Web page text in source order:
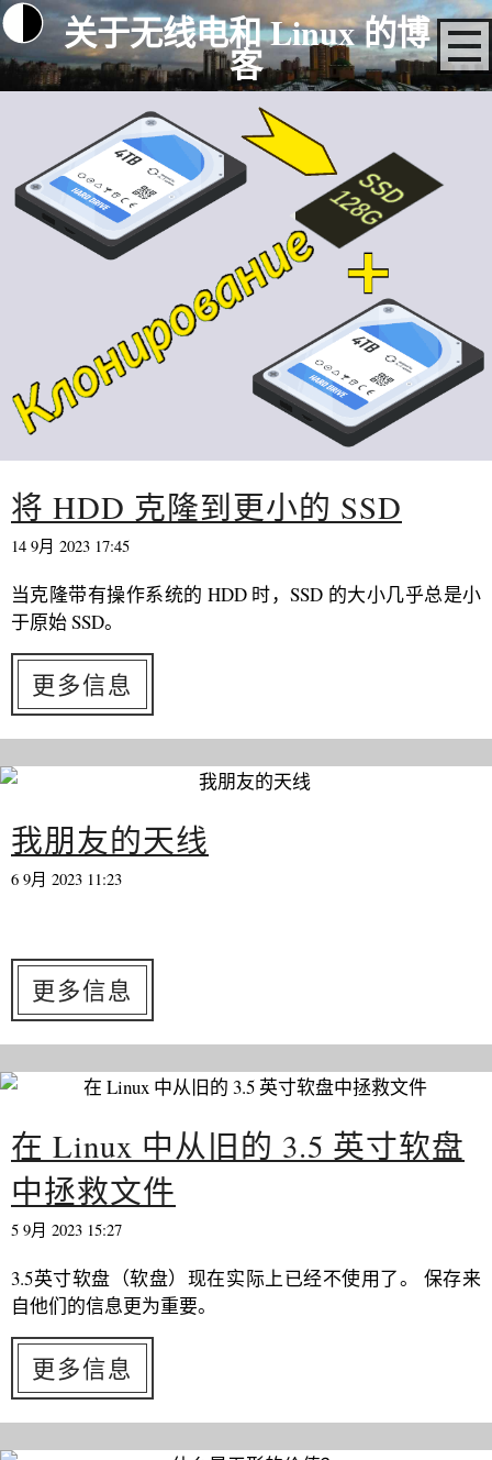
关于无线电和 Linux 的博
客
将 HDD 克隆到更小的 SSD
14 9月 2023 17:45
当克隆带有操作系统的 HDD 时，SSD 的大小几乎总是小
于原始 SSD。
更多信息
我朋友的天线
6 9月 2023 11:23
更多信息
在 Linux 中从旧的 3.5 英寸软盘
中拯救文件
5 9月 2023 15:27
3.5英寸软盘（软盘）现在实际上已经不使用了。 保存来
自他们的信息更为重要。
更多信息